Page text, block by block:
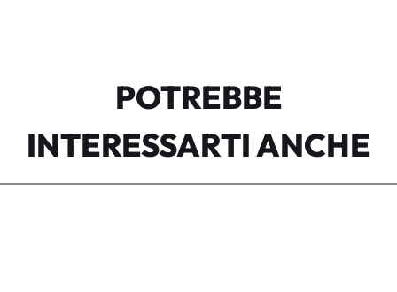
POTREBBE
INTERESSARTI ANCHE